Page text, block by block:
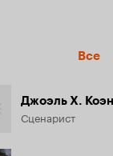
Все
Джоэль Х. Коэн
Сценарист